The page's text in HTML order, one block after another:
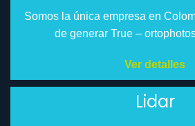
Somos la única empresa en
de generar True –
Ver detalles
Lidar